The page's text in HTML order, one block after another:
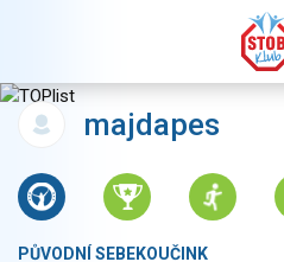
majdapes
PŮVODNÍ SEBEKOUČINK